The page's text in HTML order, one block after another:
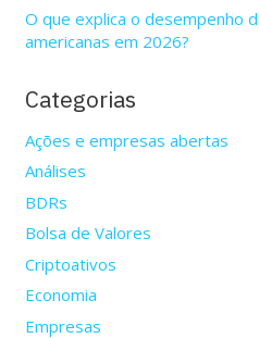
O que explica o desempenho
americanas em 2026?
Categorias
Ações e empresas abertas
Análises
BDRs
Bolsa de Valores
Criptoativos
Economia
Empresas